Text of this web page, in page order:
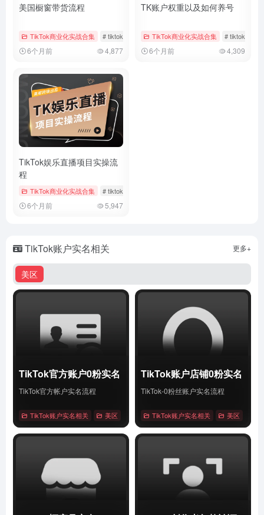
美国橱窗带货流程
TikTok商业化实战合集 # tiktok # 带货回款 # 带货流程
6个月前 4,877
TK账户权重以及如何养号
TikTok商业化实战合集 # tiktok
6个月前 4,309
TikTok娱乐直播项目实操流
程
TikTok商业化实战合集 # tiktok
6个月前 5,947
TikTok账户实名相关
美区
更多+
TikTok官方账户0粉实名
TikTok官方帐户实名流程
TikTok账户实名相关 美区 # Tiktok # 账户0粉实名 # 账户实名
详情
TikTok账户店铺0粉实名
TikTok-0粉丝账户实名流程
TikTok账户实名相关 美区
详情